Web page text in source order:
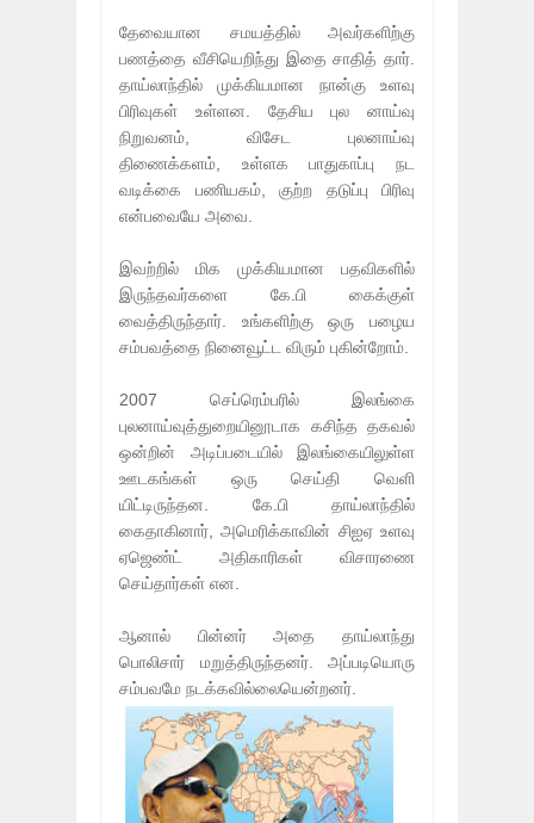
தேவையான சமயத்தில் அவர்களிற்கு
பணத்தை வீசியெறிந்து இதை சாதித் தார்.
தாய்லாந்தில் முக்கியமான நான்கு உளவு
பிரிவுகள் உள்ளன. தேசிய புல னாய்வு
நிறுவனம், விசேட புலனாய்வு
திணைக்களம், உள்ளக பாதுகாப்பு நட
வடிக்கை பணியகம், குற்ற தடுப்பு பிரிவு
என்பவையே அவை.
இவற்றில் மிக முக்கியமான பதவிகளில்
இருந்தவர்களை கே.பி கைக்குள்
வைத்திருந்தார். உங்களிற்கு ஒரு பழைய
சம்பவத்தை நினைவூட்ட விரும் புகின்றோம்.
2007 செப்ரெம்பரில் இலங்கை
புலனாய்வுத்துறையினூடாக கசிந்த தகவல்
ஒன்றின் அடிப்படையில் இலங்கையிலுள்ள
ஊடகங்கள் ஒரு செய்தி வெளி
யிட்டிருந்தன. கே.பி தாய்லாந்தில்
கைதாகினார், அமெரிக்காவின் சிஐஏ உளவு
ஏஜெண்ட் அதிகாரிகள் விசாரணை
செய்தார்கள் என.
ஆனால் பின்னர் அதை தாய்லாந்து
பொலிசார் மறுத்திருந்தனர். அப்படியொரு
சம்பவமே நடக்கவில்லையென்றனர்.